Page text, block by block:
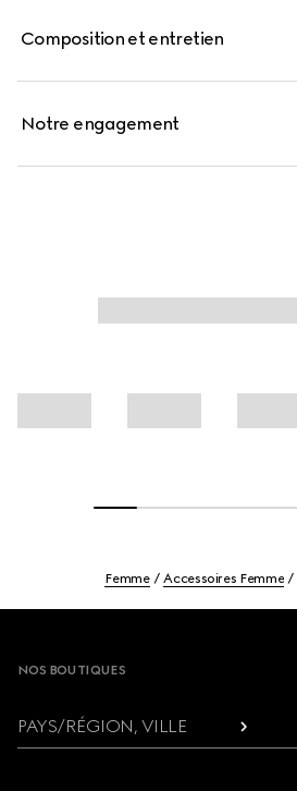
Composition et entretien
Notre engagement
Femme Accessoires Femme
NOS BOUTIQUES
PAYS/RÉGION, VILLE